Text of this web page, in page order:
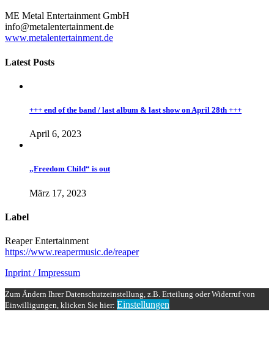
ME Metal Entertainment GmbH
info@metalentertainment.de
www.metalentertainment.de
Latest Posts
+++ end of the band / last album & last show on April 28th +++
April 6, 2023
„Freedom Child“ is out
März 17, 2023
Label
Reaper Entertainment
https://www.reapermusic.de/reaper
Inprint / Impressum
Zum Ändern Ihrer Datenschutzeinstellung, z.B. Erteilung oder Widerruf von
Einwilligungen, klicken Sie hier: Einstellungen